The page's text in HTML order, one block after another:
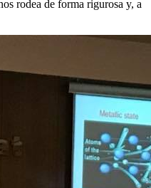
rodea de forma rigurosa y, a